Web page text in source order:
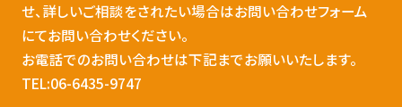
せ、詳しいご相談をされたい場合はお問い合わせフォーム
にてお問い合わせください。
お電話でのお問い合わせは下記までお願いいたします。
TEL:06-6435-9747